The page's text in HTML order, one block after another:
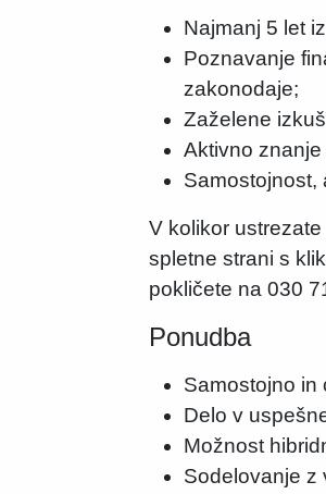
Najmanj 5 let
Poznavanje
zakonodaje;
Zaželene
Aktivno
Samostojnost,
V kolikor
spletne strani s
pokličete na 030
Ponudba
Samostojno in
Delo v
Možnost
Sodelovanje z